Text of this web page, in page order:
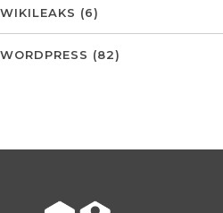
WIKILEAKS (6)
WORDPRESS (82)